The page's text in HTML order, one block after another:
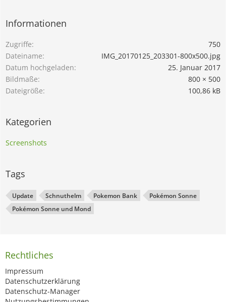
Informationen
Zugriffe
750
Dateiname
IMG_20170125_203301-800x500.jpg
Datum hochgeladen
25. Januar 2017
Bildmaße
800 × 500
Dateigröße
100,86 kB
Kategorien
Screenshots
Tags
Update Schnuthelm Pokemon Bank
Pokémon Sonne
Pokémon Sonne und Mond
Rechtliches
Impressum
Datenschutzerklärung
Datenschutz-Manager